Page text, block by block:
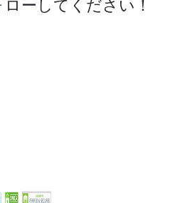
ーしてください！